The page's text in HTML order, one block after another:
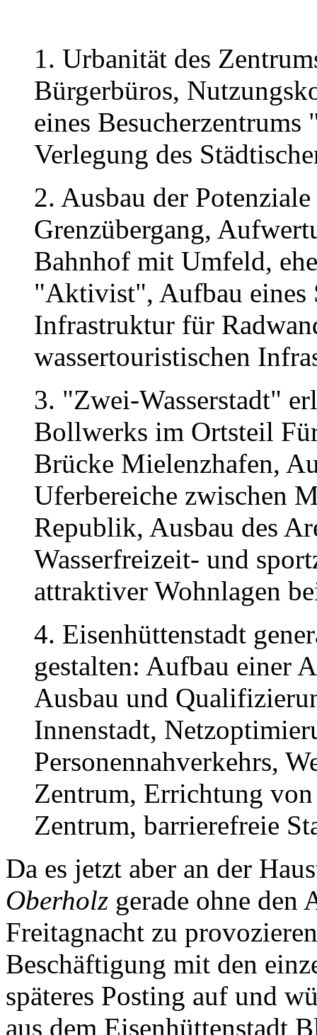
1. Urbanität des
Bürgerbüros,
eines
Verlegung des
2. Ausbau der
Grenzübergang,
Bahnhof mit Umfeld,
"Aktivist", Aufbau eines
Infrastruktur für
wassertouristischen
3. "Zwei-Wasserstadt"
Bollwerks im Ortsteil
Brücke Mielenzhafen,
Uferbereiche zwischen
Republik, Ausbau des
Wasserfreizeit- und
attraktiver Wohnlagen
4. Eisenhüttenstadt
gestalten: Aufbau einer
Ausbau und
Innenstadt,
Personennahverkehrs,
Zentrum, Errichtung
Zentrum, barrierefreie
Da es jetzt aber an der
Oberholz gerade ohne den
Freitagnacht zu
Beschäftigung mit den
späteres Posting auf und
aus dem Eisenhüttenstadt